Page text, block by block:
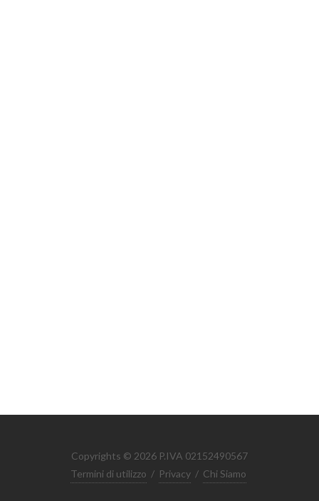
Copyrights © 2026 P.IVA 02152490567
Termini di utilizzo / Privacy / Chi Siamo